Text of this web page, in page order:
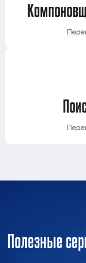
Полезные